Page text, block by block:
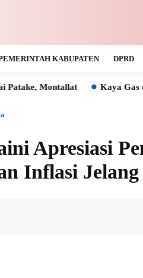
KABUPATEN DPRD
Kaya Gas dan Batu
Apresiasi
Inflasi